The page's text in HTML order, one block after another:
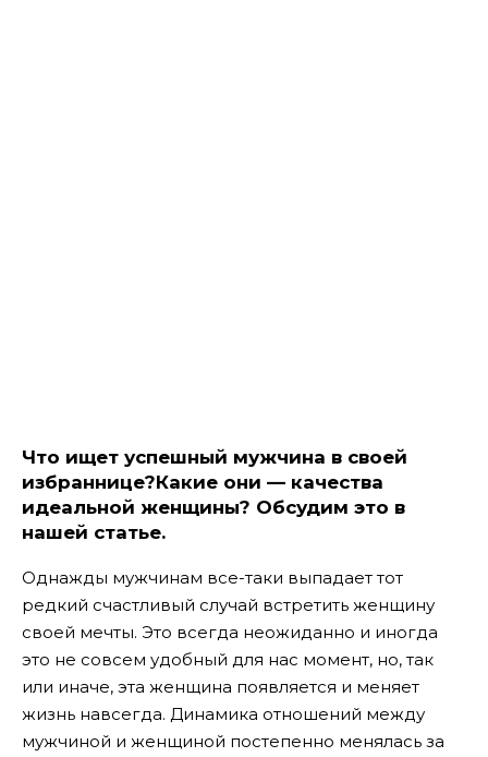
Что ищет успешный мужчина в своей
избраннице?Какие они — качества
идеальной женщины? Обсудим это в
нашей статье.
Однажды мужчинам все-таки выпадает тот
редкий счастливый случай встретить женщину
своей мечты. Это всегда неожиданно и иногда
это не совсем удобный для нас момент, но, так
или иначе, эта женщина появляется и меняет
жизнь навсегда. Динамика отношений между
мужчиной и женщиной постепенно менялась за